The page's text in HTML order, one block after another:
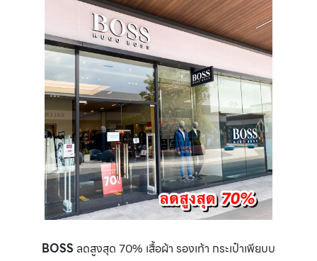
BOSS ลดสูงสุด 70% เสื้อผ้า รองเท้า กระเป๋าเพียบบ